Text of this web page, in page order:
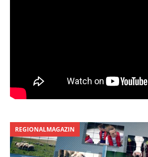
REGIONALMAGAZIN